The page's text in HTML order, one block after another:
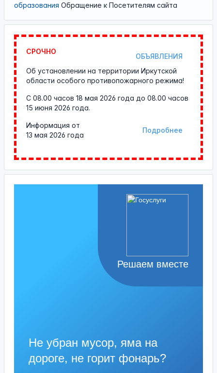
образования Обращение к Посетителям сайта
СРОЧНО
ОБЪЯВЛЕНИЯ
Об установлении на территории Иркутской
области особого противопожарного режима!
С 08.00 часов 18 мая 2026 года до 08.00 часов
15 июня 2026 года.
Подробнее
Информация от
13 мая 2026 года
Решаем вместе
Не убран мусор, яма на
дороге, не горит фонарь?